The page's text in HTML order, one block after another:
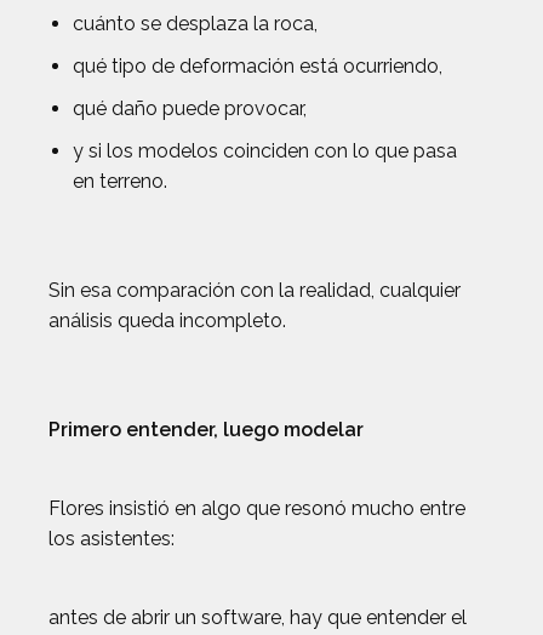
cuánto se desplaza la roca,
qué tipo de deformación está ocurriendo,
qué daño puede provocar,
y si los modelos coinciden con lo que pasa
en terreno.
Sin esa comparación con la realidad, cualquier
análisis queda incompleto.
Primero entender, luego modelar
Flores insistió en algo que resonó mucho entre
los asistentes:
antes de abrir un software, hay que entender el